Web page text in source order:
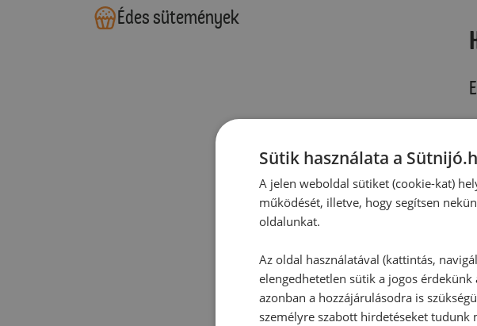
Édes sütemények
Sütik használata a
A jelen weboldal sütiket (cookie-kat)
működését, illetve, hogy segítsen
oldalunkat.
Az oldal használatával (kattintás,
elengedhetetlen sütik a jogos
azonban a hozzájárulásodra is
személyre szabott hirdetéseket tudunk